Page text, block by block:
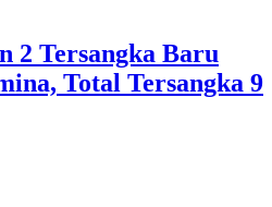
2 Tersangka Baru
Total Tersangka 9